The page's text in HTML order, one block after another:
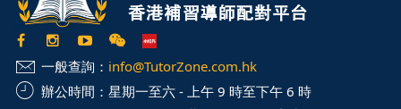
一般查詢： info@TutorZone.com.hk
辦公時間： 星期一至六 - 上午 9 時至下午 6 時